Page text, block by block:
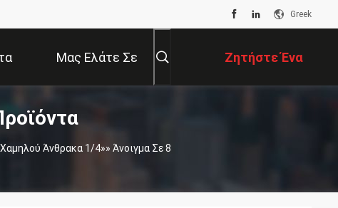
Greek
Μας Ελάτε Σε Ζητήστε Ένα
Απόσπασμα
Άνθρακα 1/4»» Άνοιγμα Σε 8